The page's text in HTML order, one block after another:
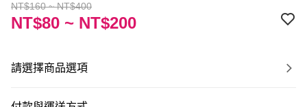
NT$160 ~ NT$400
NT$80 ~ NT$200
請選擇商品選項